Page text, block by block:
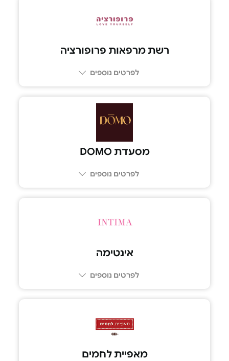
רשת מרפאות פרופורציה
לפרטים נוספים
מסעדת DOMO
לפרטים נוספים
אינטימה
לפרטים נוספים
מאפיית לחמים